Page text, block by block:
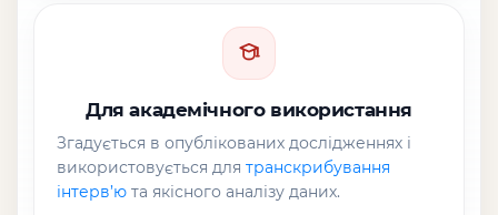
Для академічного використання
Згадується в опублікованих дослідженнях і
використовується для транскрибування
інтерв’ю та якісного аналізу даних.